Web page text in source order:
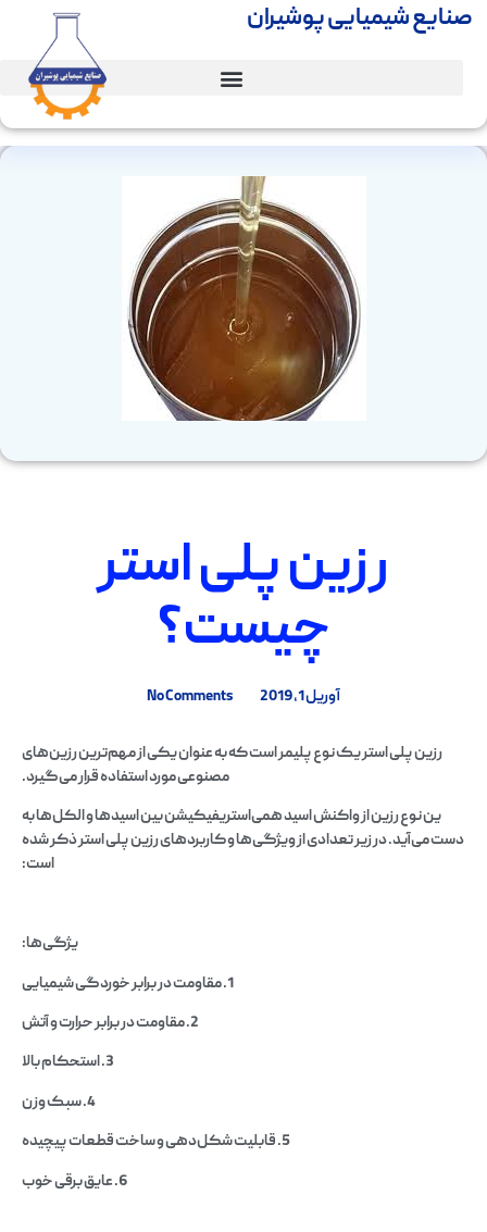
صنایع شیمیایی پوشیران
رزین پلی استر
چیست؟
آوریل 1, 2019 No Comments
رزین پلی استر یک نوع پلیمر است که به عنوان یکی از مهم‌ترین رزین‌های
مصنوعی مورد استفاده قرار می‌گیرد.
ین نوع رزین از واکنش اسید همی‌استریفیکیشن بین اسیدها و الکل‌ها به
دست می‌آید. در زیر تعدادی از ویژگی‌ها و کاربردهای رزین پلی استر ذکر شده
است:
یژگی‌ها:
1. مقاومت در برابر خوردگی شیمیایی
2. مقاومت در برابر حرارت و آتش
3. استحکام بالا
4. سبک وزن
5. قابلیت شکل‌دهی و ساخت قطعات پیچیده
6. عایق برقی خوب